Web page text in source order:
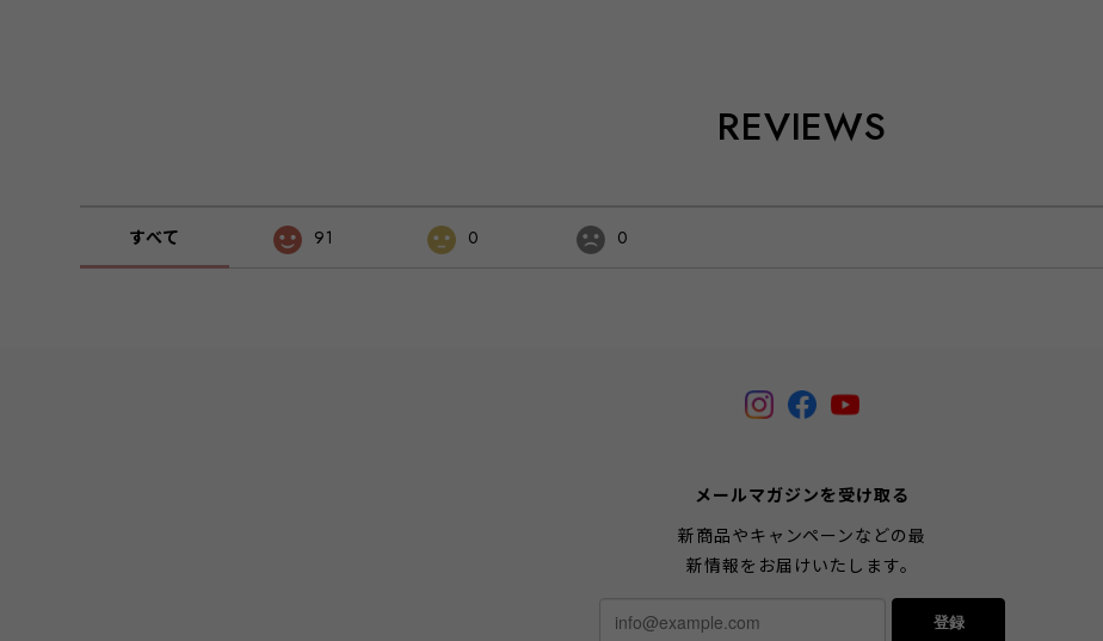
REVIEWS
すべて 91 0 0
メールマガジンを受け取る
新商品やキャンペーンなどの最
新情報をお届けいたします。
登録